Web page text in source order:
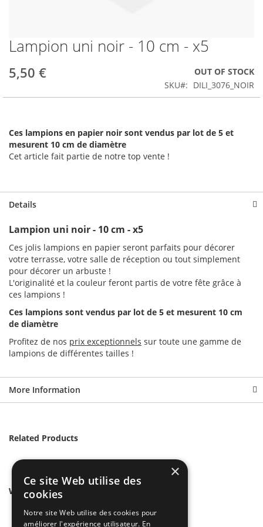
Skip
to
the
beginning
Lampion uni noir - 10 cm - x5
5,50 €
OUT OF STOCK
SKU
DILI_3076_NOIR
Ces lampions en papier noir sont vendus par lot de 5 et
mesurent 10 cm de diamètre
Cet article fait partie de notre top vente !
Details
Lampion uni noir - 10 cm - x5
Ces jolis lampions en papier seront parfaits pour décorer
votre terrasse, votre salle de réception ou tout simplement
pour décorer un arbuste !
L'originalité et la couleur feront partis de votre fête grâce à
ces lampions !
Ces lampions sont vendus par lot de 5 et mesurent 10 cm
de diamètre
Profitez de nos prix exceptionnels sur toute une gamme de
lampions de différentes tailles !
More Information
Related Products
We found other products you might like!
×
Ce site Web utilise des
cookies
Notre site Web utilise des cookies pour
améliorer l'expérience utilisateur. En